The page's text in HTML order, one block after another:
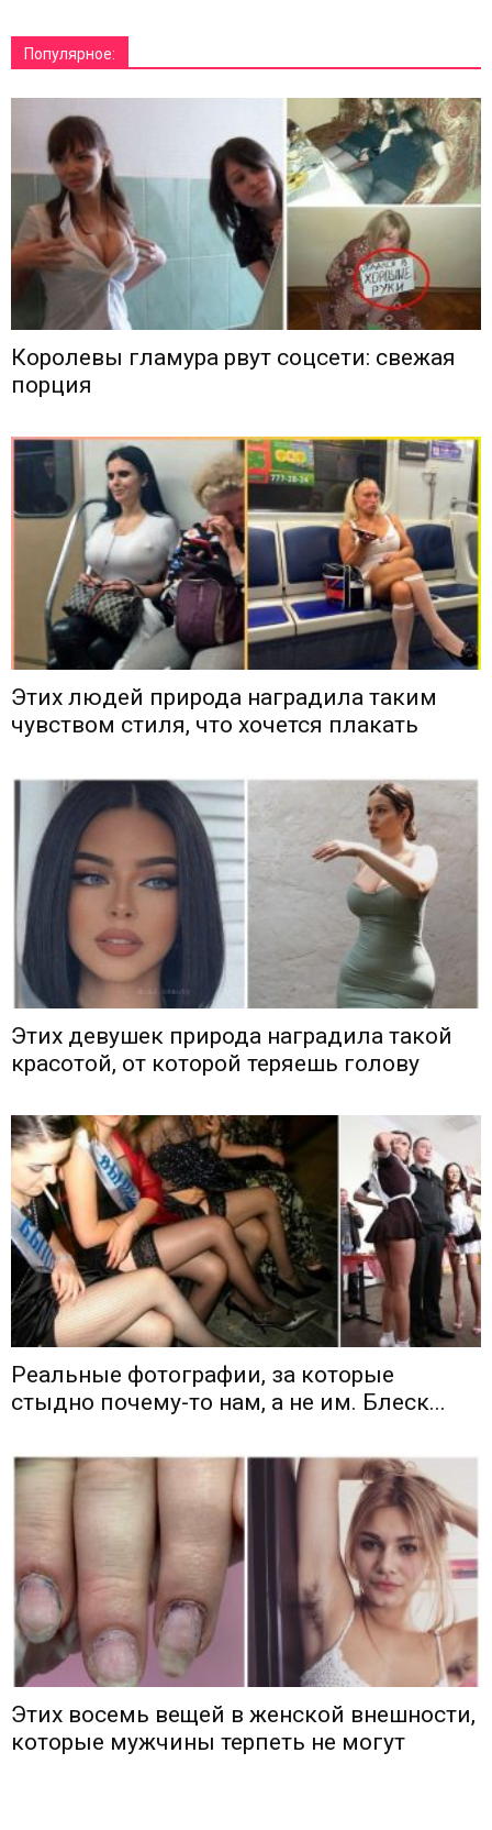
Популярное:
Королевы гламура рвут соцсети: свежая
порция
Этих людей природа наградила таким
чувством стиля, что хочется плакать
Этих девушек природа наградила такой
красотой, от которой теряешь голову
Реальные фотографии, за которые
стыдно почему-то нам, а не им. Блеск...
Этих восемь вещей в женской внешности,
которые мужчины терпеть не могут